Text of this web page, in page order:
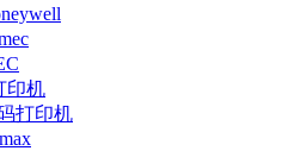
印机
打印机